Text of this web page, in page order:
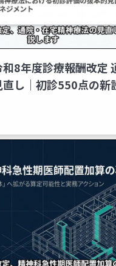
和8年度診療報酬改定
し｜初診550点の新
で